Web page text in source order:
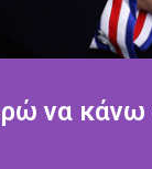
να κάνω